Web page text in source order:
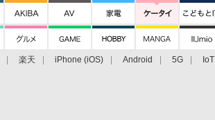
楽天 iPhone (iOS) Android 5G IoT